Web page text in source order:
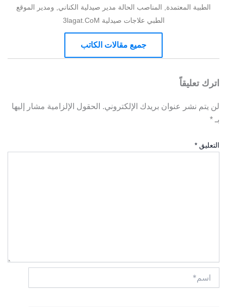
الطبية المعتمدة, المناصب الحالة مدير صيدلية الكناني, ومدير الموقع
الطبي علاجات صيدلية 3lagat.CoM
جميع مقالات الكاتب
اترك تعليقاً
لن يتم نشر عنوان بريدك الإلكتروني. الحقول الإلزامية مشار إليها
بـ *
التعليق *